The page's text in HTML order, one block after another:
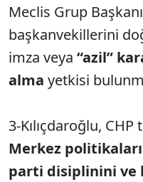
Meclis Grup
başkanvekillerini
imza veya “azil”
alma yetkisi
3-Kılıçdaroğlu,
Merkez
parti disiplinini ve